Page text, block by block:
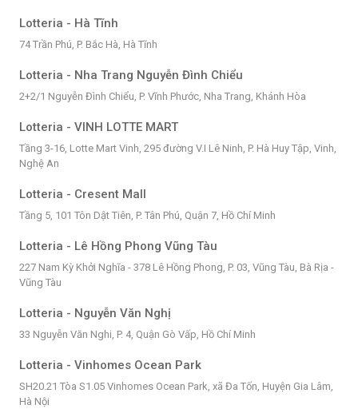
Lotteria - Hà Tĩnh
74 Trần Phú, P. Bắc Hà, Hà Tĩnh
Lotteria - Nha Trang Nguyễn Đình Chiểu
2+2/1 Nguyễn Đình Chiểu, P. Vĩnh Phước, Nha Trang, Khánh Hòa
Lotteria - VINH LOTTE MART
Tầng 3-16, Lotte Mart Vinh, 295 đường V.I Lê Ninh, P. Hà Huy Tập, Vinh,
Nghệ An
Lotteria - Cresent Mall
Tầng 5, 101 Tôn Dật Tiên, P. Tân Phú, Quận 7, Hồ Chí Minh
Lotteria - Lê Hồng Phong Vũng Tàu
227 Nam Kỳ Khởi Nghĩa - 378 Lê Hồng Phong, P. 03, Vũng Tàu, Bà Rịa -
Vũng Tàu
Lotteria - Nguyễn Văn Nghị
33 Nguyễn Văn Nghi, P. 4, Quận Gò Vấp, Hồ Chí Minh
Lotteria - Vinhomes Ocean Park
SH20.21 Tòa S1.05 Vinhomes Ocean Park, xã Đa Tốn, Huyện Gia Lâm,
Hà Nội